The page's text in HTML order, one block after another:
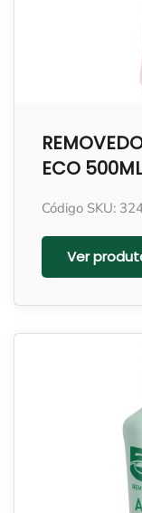
ECO 500ML
Código SKU:
Ver